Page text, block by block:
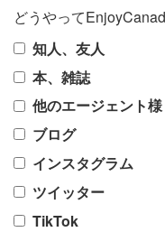
どうやって
知人、友人
本、雑誌
他のエージェント様
ブログ
インスタグラム
ツイッター
TikTok